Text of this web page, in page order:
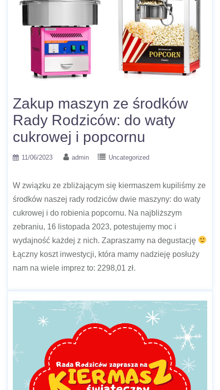
Zakup maszyn ze środków
Rady Rodziców: do waty
cukrowej i popcornu
11/06/2023 admin Uncategorized
W związku ze zbliżającym się kiermaszem kupiliśmy ze
środków naszej rady rodziców dwie maszyny: do waty
cukrowej i do robienia popcornu. Na najbliższym
zebraniu, 16 listopada 2023, potestujemy moc i
wydajność każdej z nich. Zapraszamy na degustację
Łączny koszt inwestycji, która mamy nadzieję posłuży
nam na wiele imprez to: 2298,01 zł.